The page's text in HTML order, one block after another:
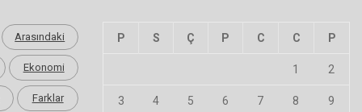
Arasındaki
Ekonomi
Farklar
P S Ç P C C P
1 2
3 4 5 6 7 8 9